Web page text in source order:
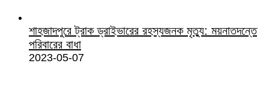
শাহজাদপুরে ট্রাক ড্রাইভারের রহস্যজনক মৃত্যু: ময়নাতদন্তে
পরিবারের বাধা
2023-05-07